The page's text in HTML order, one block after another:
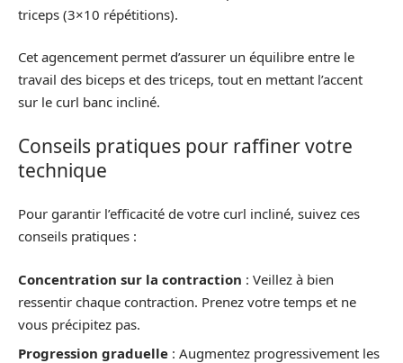
triceps (3×10 répétitions).
Cet agencement permet d’assurer un équilibre entre le
travail des biceps et des triceps, tout en mettant l’accent
sur le curl banc incliné.
Conseils pratiques pour raffiner votre
technique
Pour garantir l’efficacité de votre curl incliné, suivez ces
conseils pratiques :
Concentration sur la contraction : Veillez à bien
ressentir chaque contraction. Prenez votre temps et ne
vous précipitez pas.
Progression graduelle : Augmentez progressivement les